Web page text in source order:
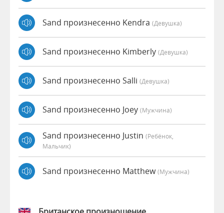
Sand произнесенно Kendra (девушка)
Sand произнесенно Kimberly (девушка)
Sand произнесенно Salli (девушка)
Sand произнесенно Joey (мужчина)
Sand произнесенно Justin (Ребёнок,
Мальчик)
Sand произнесенно Matthew(мужчина)